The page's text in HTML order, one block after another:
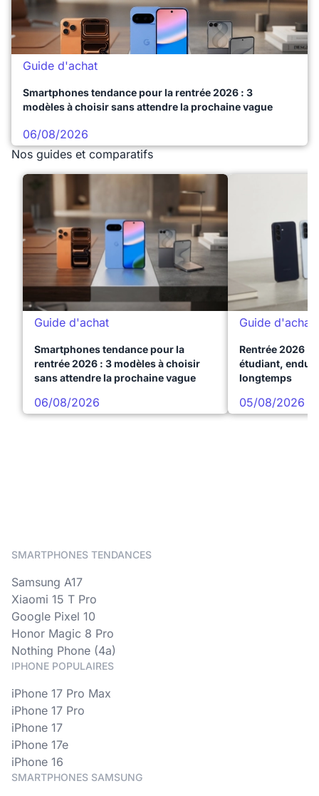
Guide d'achat
Smartphones tendance pour la rentrée 2026 : 3
modèles à choisir sans attendre la prochaine vague
06/08/2026
Nos guides et comparatifs
Guide d'achat
Smartphones tendance pour la
rentrée 2026 : 3 modèles à choisir
sans attendre la prochaine vague
06/08/2026
Guide d'achat
Rentrée 2026 :
étudiant,
longtemps
05/08/2026
SMARTPHONES TENDANCES
Samsung A17
Xiaomi 15 T Pro
Google Pixel 10
Honor Magic 8 Pro
Nothing Phone (4a)
IPHONE POPULAIRES
iPhone 17 Pro Max
iPhone 17 Pro
iPhone 17
iPhone 17e
iPhone 16
SMARTPHONES SAMSUNG